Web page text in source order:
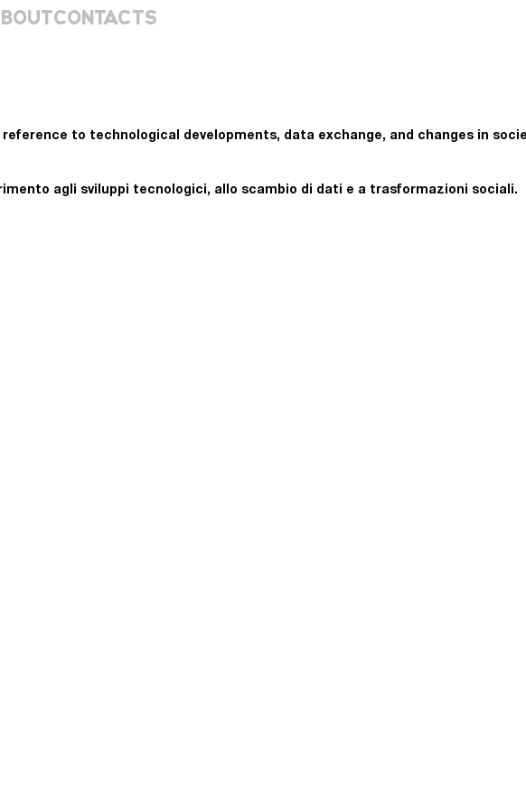
CONTACTS
to technological developments, data exchange, and changes in
agli sviluppi tecnologici, allo scambio di dati e a trasformazioni sociali.